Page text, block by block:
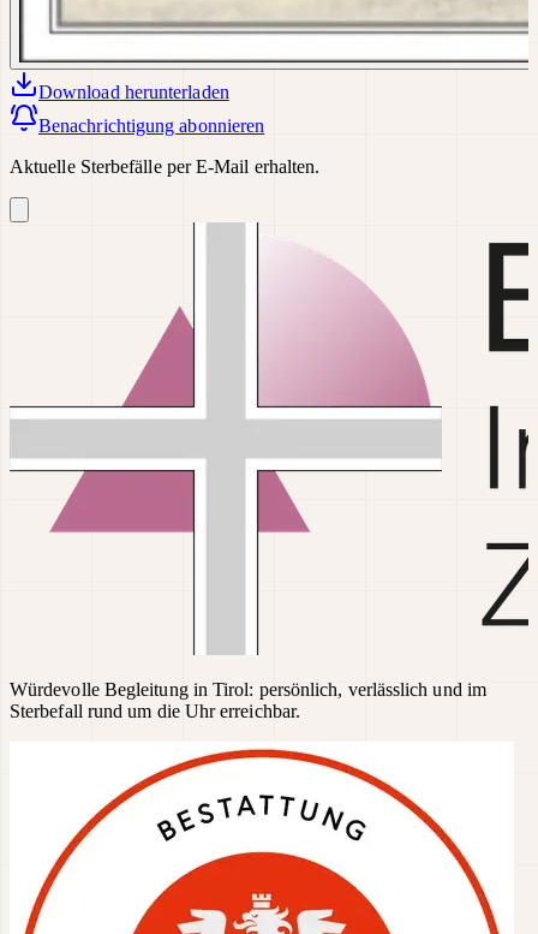
Download herunterladen
Benachrichtigung abonnieren
Aktuelle Sterbefälle per E-Mail erhalten.
Würdevolle Begleitung in Tirol: persönlich, verlässlich und im
Sterbefall rund um die Uhr erreichbar.